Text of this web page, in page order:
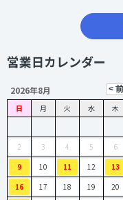
営業日カレンダー
2026年8月
日 月 火 水 木
2
3 4 5 6
9
10 11 12 13
16
17 18 19 20